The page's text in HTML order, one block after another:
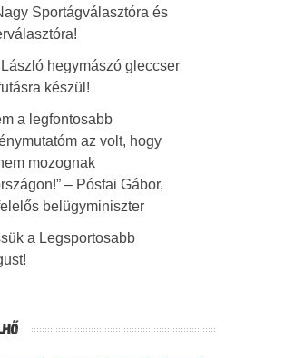
Sportágválasztóra és
hegymászó gleccser
készül!
a legfontosabb
az volt, hogy
mozognak
– Pósfai Gábor,
belügyminiszter
a Legsportosabb